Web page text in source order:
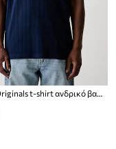
adidas Originals t-shirt ανδρικό βαμβακερό